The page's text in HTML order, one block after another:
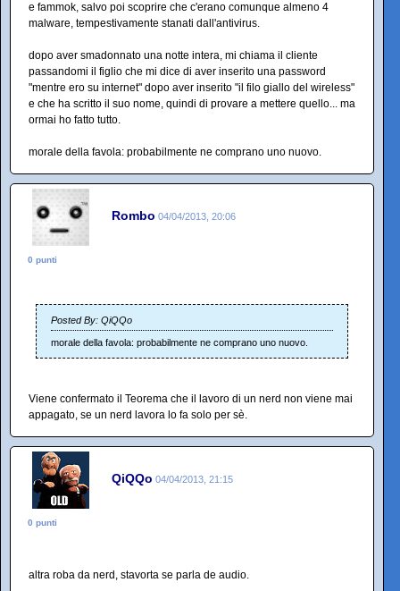
e fammok, salvo poi scoprire che c'erano comunque almeno 4
malware, tempestivamente stanati dall'antivirus.
dopo aver smadonnato una notte intera, mi chiama il cliente
passandomi il figlio che mi dice di aver inserito una password
"mentre ero su internet" dopo aver inserito "il filo giallo del wireless"
e che ha scritto il suo nome, quindi di provare a mettere quello... ma
ormai ho fatto tutto.
morale della favola: probabilmente ne comprano uno nuovo.
Rombo 04/04/2013, 20:06
0 punti
Posted By: QiQQo
morale della favola: probabilmente ne comprano uno nuovo.
Viene confermato il Teorema che il lavoro di un nerd non viene mai
appagato, se un nerd lavora lo fa solo per sè.
QiQQo 04/04/2013, 21:15
0 punti
altra roba da nerd, stavorta se parla de audio.